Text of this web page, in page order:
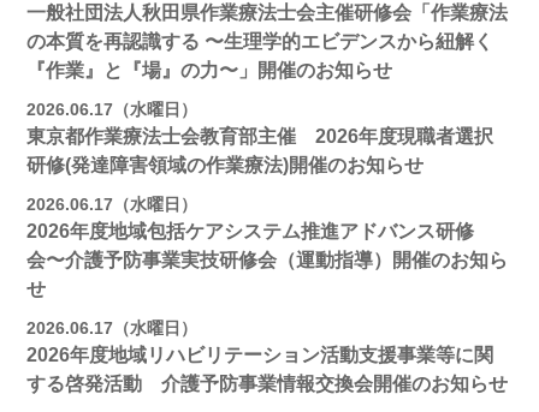
一般社団法人秋田県作業療法士会主催研修会「作業療法
の本質を再認識する 〜生理学的エビデンスから紐解く
『作業』と『場』の力〜」開催のお知らせ
2026.06.17（水曜日）
東京都作業療法士会教育部主催 2026年度現職者選択
研修(発達障害領域の作業療法)開催のお知らせ
2026.06.17（水曜日）
2026年度地域包括ケアシステム推進アドバンス研修
会〜介護予防事業実技研修会（運動指導）開催のお知ら
せ
2026.06.17（水曜日）
2026年度地域リハビリテーション活動支援事業等に関
する啓発活動 介護予防事業情報交換会開催のお知らせ